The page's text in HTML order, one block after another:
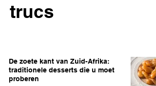
trucs
De zoete kant van Zuid-Afrika:
traditionele desserts die u moet
proberen